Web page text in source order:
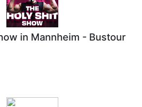
in Mannheim - Bustour